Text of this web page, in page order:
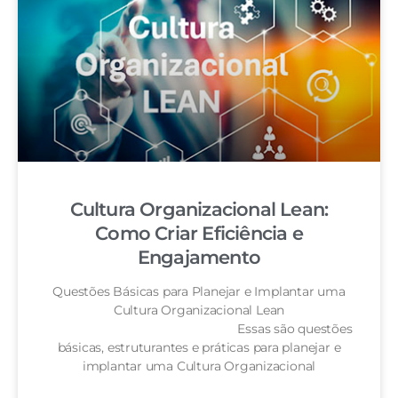
Cultura Organizacional Lean:
Como Criar Eficiência e
Engajamento
Questões Básicas para Planejar e Implantar uma
Cultura Organizacional Lean
Essas são questões
básicas, estruturantes e práticas para planejar e
implantar uma Cultura Organizacional